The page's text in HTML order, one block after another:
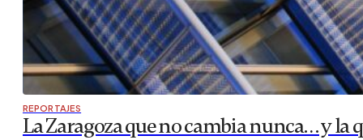
REPORTAJES
La Zaragoza que no cambia nunca… y la